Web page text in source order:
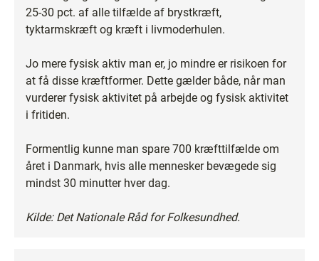
25-30 pct. af alle tilfælde af brystkræft,
tyktarmskræft og kræft i livmoderhulen.
Jo mere fysisk aktiv man er, jo mindre er risikoen for
at få disse kræftformer. Dette gælder både, når man
vurderer fysisk aktivitet på arbejde og fysisk aktivitet
i fritiden.
Formentlig kunne man spare 700 kræfttilfælde om
året i Danmark, hvis alle mennesker bevægede sig
mindst 30 minutter hver dag.
Kilde: Det Nationale Råd for Folkesundhed.